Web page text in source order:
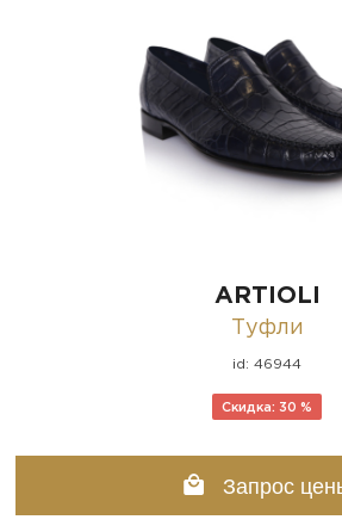
ARTIOLI
Туфли
id: 46944
Скидка: 30 %
Запрос